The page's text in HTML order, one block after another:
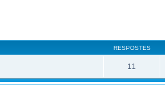
RESPOSTES
11